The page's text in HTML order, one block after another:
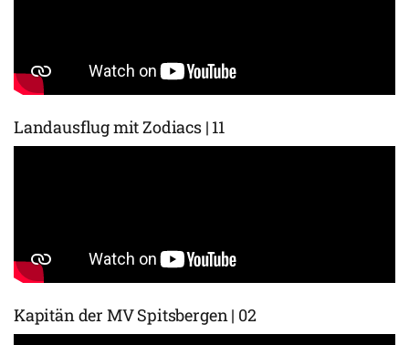
Landausflug mit Zodiacs | 11
Kapitän der MV Spitsbergen | 02